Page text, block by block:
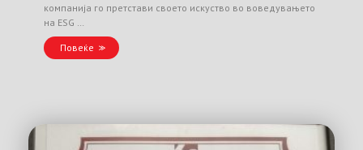
компанија го претстави своето искуство во воведувањето
на ESG …
Повеќе